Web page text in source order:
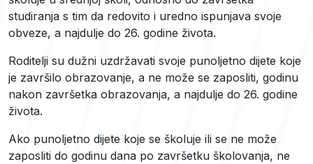
studiranja s tim da redovito i uredno ispunjava svoje
obveze, a najdulje do 26. godine života.
Roditelji su dužni uzdržavati svoje punoljetno dijete koje
je završilo obrazovanje, a ne može se zaposliti, godinu
nakon završetka obrazovanja, a najdulje do 26. godine
života.
Ako punoljetno dijete koje se školuje ili se ne može
zaposliti do godinu dana po završetku školovanja, ne